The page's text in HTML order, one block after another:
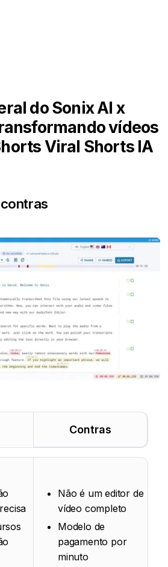
do Sonix AI x
vídeos
Viral Shorts IA
Contras
Não é um editor de
vídeo completo
Modelo de
pagamento por
minuto